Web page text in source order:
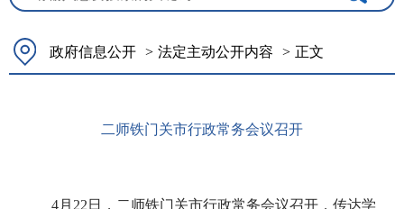
政府信息公开 > 法定主动公开内容 > 正文
二师铁门关市行政常务会议召开
4月22日，二师铁门关市行政常务会议召开，传达学